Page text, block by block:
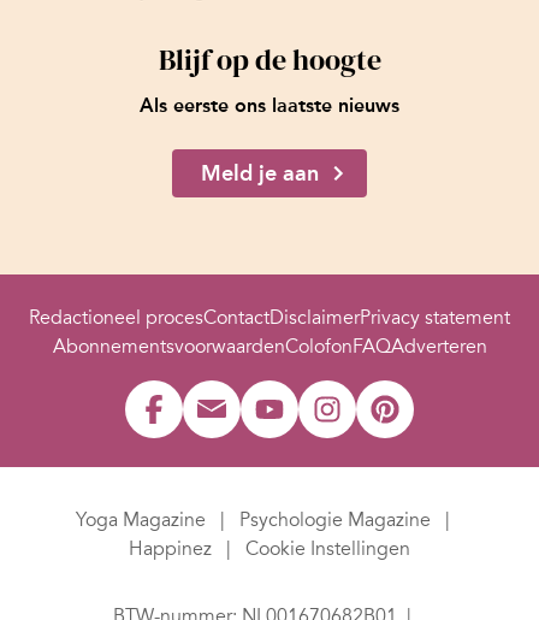
Blijf op de hoogte
Als eerste ons laatste nieuws
Meld je aan
Redactioneel procesContactDisclaimerPrivacy statement
AbonnementsvoorwaardenColofonFAQAdverteren
Yoga Magazine
Psychologie Magazine
Happinez
Cookie Instellingen